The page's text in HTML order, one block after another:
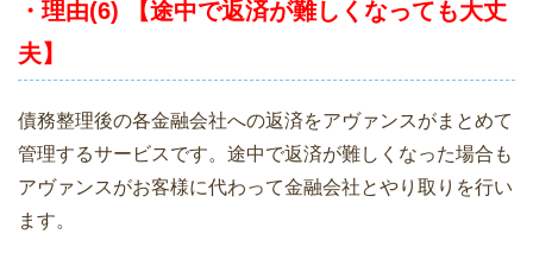
・理由(6) 【途中で返済が難しくなっても大丈
夫】
債務整理後の各金融会社への返済をアヴァンスがまとめて
管理するサービスです。途中で返済が難しくなった場合も
アヴァンスがお客様に代わって金融会社とやり取りを行い
ます。